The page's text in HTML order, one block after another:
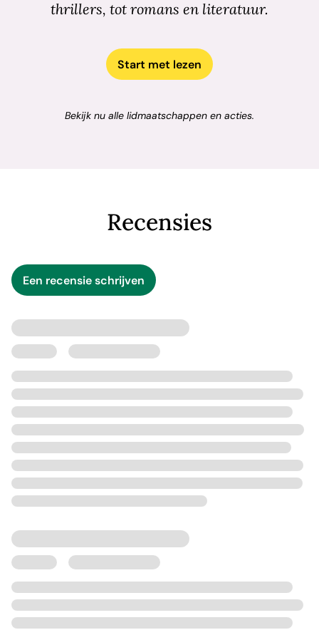
thrillers, tot romans en literatuur.
Start met lezen
Bekijk nu alle lidmaatschappen en acties.
Recensies
Een recensie schrijven